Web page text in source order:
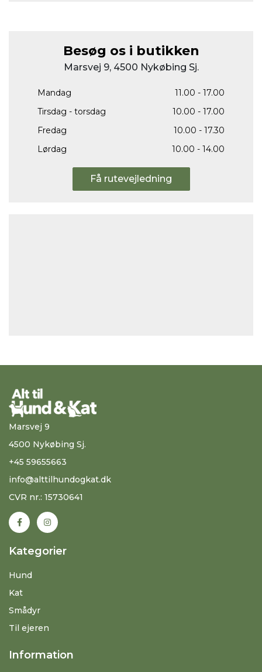
Besøg os i butikken
Marsvej 9, 4500 Nykøbing Sj.
Mandag
11.00 - 17.00
Tirsdag - torsdag
10.00 - 17.00
Fredag
10.00 - 17.30
Lørdag
10.00 - 14.00
Få rutevejledning
Marsvej 9
4500 Nykøbing Sj.
+45 59655663
info@alttilhundogkat.dk
CVR nr.: 15730641
Kategorier
Hund
Kat
Smådyr
Til ejeren
Information